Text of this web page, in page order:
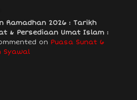
Ramadhan 2026 : Tarikh
& Persediaan Umat Islam :
on Puasa Sunat 6
Syawal